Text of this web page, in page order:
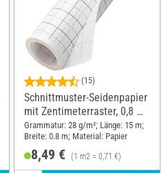
(15)
Schnittmuster-Seidenpapier
mit Zentimeterraster, 0,8 m
breit, 15 m
Grammatur: 28 g/m²; Länge: 15 m;
Breite: 0.8 m; Material: Papier
8,49 € (1 m2 = 0,71 €)